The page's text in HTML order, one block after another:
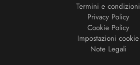
Termini e condizioni
Privacy Policy
Cookie Policy
Impostazioni cookie
Note Legali